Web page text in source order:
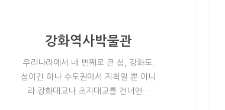
강화역사박물관
우리나라에서 네 번째로 큰 섬, 강화도.
섬이긴 하나 수도권에서 지척일 뿐 아니
라 강화대교나 초지대교를 건너면…